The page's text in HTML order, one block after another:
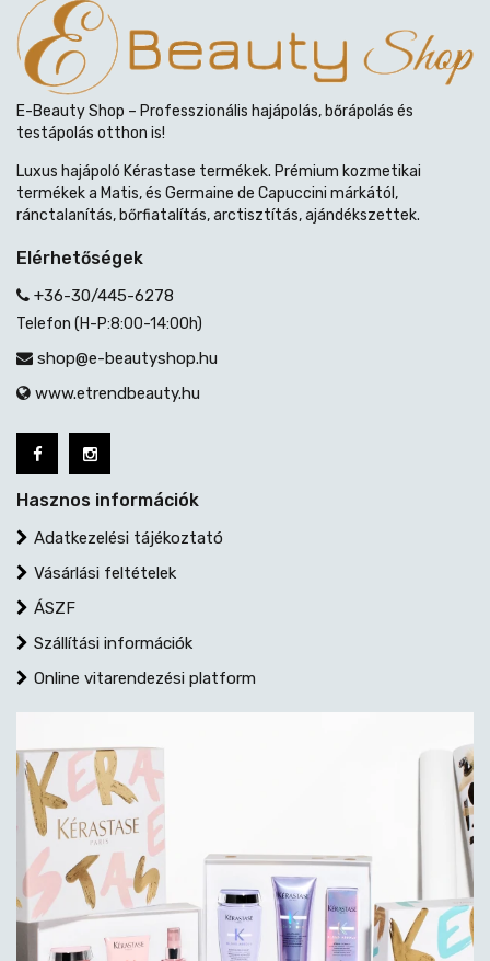
E-Beauty Shop – Professzionális hajápolás, bőrápolás és
testápolás otthon is!
Luxus hajápoló Kérastase termékek. Prémium kozmetikai
termékek a Matis, és Germaine de Capuccini márkától,
ránctalanítás, bőrfiatalítás, arctisztítás, ajándékszettek.
Elérhetőségek
+36-30/445-6278
Telefon (H-P:8:00-14:00h)
shop@e-beautyshop.hu
www.etrendbeauty.hu
Hasznos információk
Adatkezelési tájékoztató
Vásárlási feltételek
ÁSZF
Szállítási információk
Online vitarendezési platform